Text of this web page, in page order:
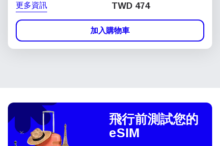
更多資訊 TWD 474
加入購物車
飛行前測試您的
eSIM